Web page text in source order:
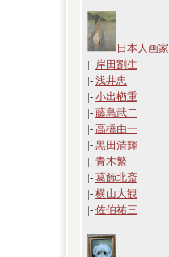
日本人画家
|- 岸田劉生
|- 浅井忠
|- 小出楢重
|- 藤島武二
|- 高橋由一
|- 黒田清輝
|- 青木繁
|- 葛飾北斎
|- 横山大観
|- 佐伯祐三